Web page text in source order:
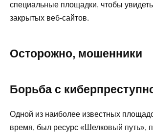
специальные площадки, чтобы
закрытых веб-сайтов.
Осторожно, мошенники
Борьба с
Одной из наиболее известных
время, был ресурс «Шелковый путь»,